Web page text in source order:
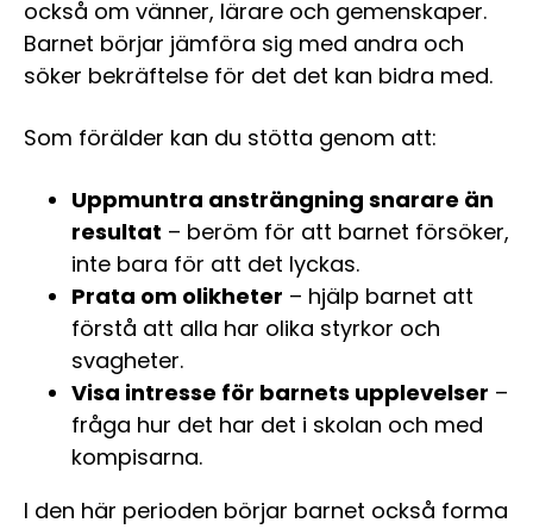
också om vänner, lärare och gemenskaper.
Barnet börjar jämföra sig med andra och
söker bekräftelse för det det kan bidra med.
Som förälder kan du stötta genom att:
Uppmuntra ansträngning snarare än
resultat – beröm för att barnet försöker,
inte bara för att det lyckas.
Prata om olikheter – hjälp barnet att
förstå att alla har olika styrkor och
svagheter.
Visa intresse för barnets upplevelser –
fråga hur det har det i skolan och med
kompisarna.
I den här perioden börjar barnet också forma